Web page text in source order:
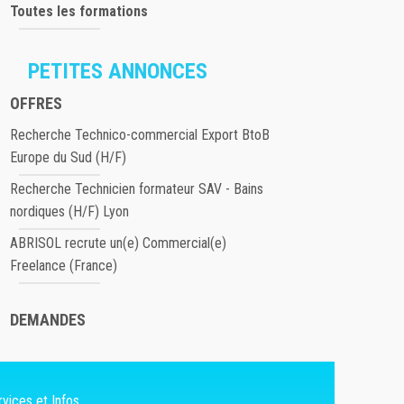
Toutes les formations
PETITES ANNONCES
OFFRES
Recherche Technico-commercial Export BtoB
Europe du Sud (H/F)
Recherche Technicien formateur SAV - Bains
nordiques (H/F) Lyon
ABRISOL recrute un(e) Commercial(e)
Freelance (France)
DEMANDES